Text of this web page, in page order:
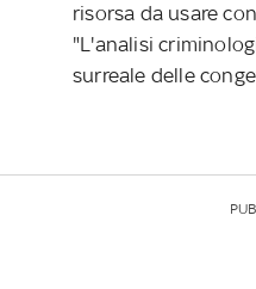
risorsa da usare
"L'analisi
surreale delle